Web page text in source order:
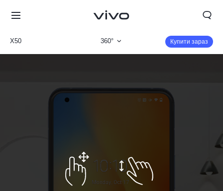
X50 360°
Параметри
Купити зараз